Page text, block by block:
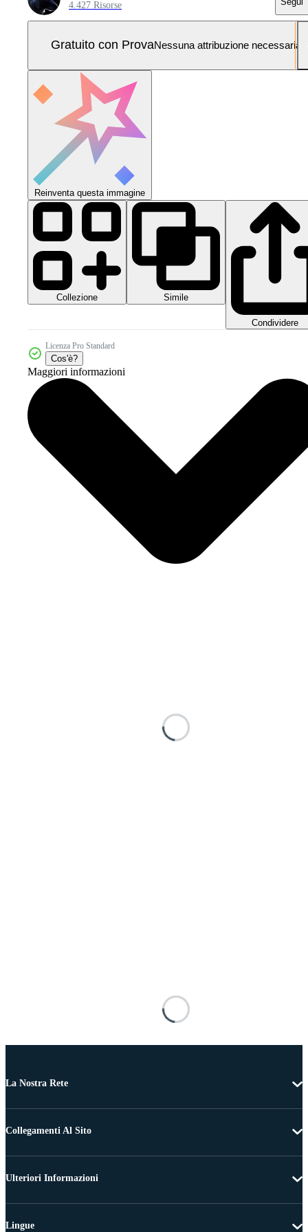
4.427 Risorse
Gratuito con ProvaNessuna attribuzione necessaria
Reinventa questa immagine
Collezione Simile
Condividere
Licenza Pro Standard
Cos'è?
Maggiori informazioni
La Nostra Rete
Collegamenti Al Sito
Ulteriori Informazioni
Lingue